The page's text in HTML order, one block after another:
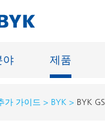
야 제품
에 따른 제품 추천
가 가이드 BYK BYK GS